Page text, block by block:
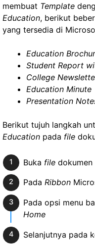
membuat Template
Education, berikut
yang tersedia di
Education
Student Report
College
Education Minute
Presentation
Berikut tujuh langkah
Education pada file
Buka filedokumen
Pada Ribbon
Pada opsi menu
Home
Selanjutnya pada